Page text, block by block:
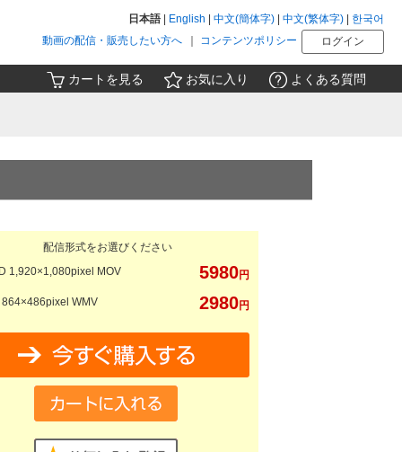
日本語 English 中文(簡体字) 中文(繁体字)
한국어
ログイン
コンテンツポリシー
動画の配信・販売したい方へ
カートを見る お気に入り よくある質問
配信形式をお選びください
5980円
1,920×1,080pixel MOV
2980円
WMV